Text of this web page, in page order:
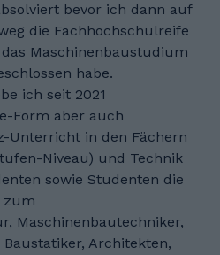
bevor ich dann auf
die Fachhochschulreife
Maschinenbaustudium
habe.
ich seit 2021
Form aber auch
Unterricht in den Fächern
Niveau) und Technik
sowie Studenten die
zum
Maschinenbautechniker,
Architekten,